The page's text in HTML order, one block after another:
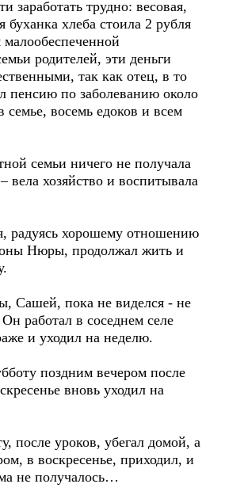
заработать трудно: весовая,
буханка хлеба стоила 2 рубля
малообеспеченной
родителей, эти деньги
так как отец, в то
пенсию по заболеванию около
семье, восемь едоков и всем
семьи ничего не получала
вела хозяйство и воспитывала
радуясь хорошему отношению
Нюры, продолжал жить и
Сашей, пока не виделся - не
работал в соседнем селе
и уходил на неделю.
поздним вечером после
вновь уходил на
после уроков, убегал домой, а
в воскресенье, приходил, и
не получалось…